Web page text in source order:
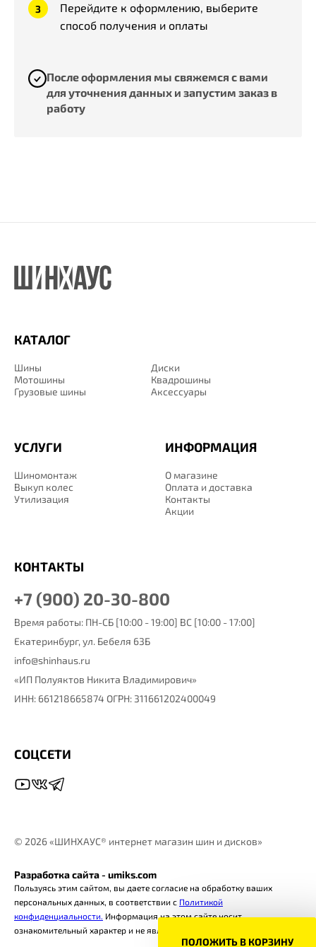
ПОЛОЖИТЬ В КОРЗИНУ
Перейдите к оформлению, выберите
способ получения и оплаты
После оформления мы свяжемся с вами
для уточнения данных и запустим заказ в
работу
© 2026 «ШИНХАУС® интернет магазин шин и дисков»
КАТАЛОГ
Шины
Диски
Мотошины
Квадрошины
Грузовые шины
Аксессуары
ИНФОРМАЦИЯ
О магазине
Оплата и доставка
Контакты
Акции
УСЛУГИ
Шиномонтаж
Выкуп колес
Утилизация
КОНТАКТЫ
+7 (900) 20-30-800
Время работы: ПН-СБ [10:00 - 19:00] ВС [10:00 - 17:00]
Екатеринбург, ул. Бебеля 63Б
info@shinhaus.ru
«ИП Полуяктов Никита Владимирович»
ИНН: 661218665874 ОГРН: 311661202400049
СОЦСЕТИ
Разработка сайта - umiks.com
Пользуясь этим сайтом, вы даете согласие на обработку ваших
персональных данных, в соответствии с Политикой
конфиденциальности. Информация на этом сайте носит
ознакомительный характер и не является офертой.